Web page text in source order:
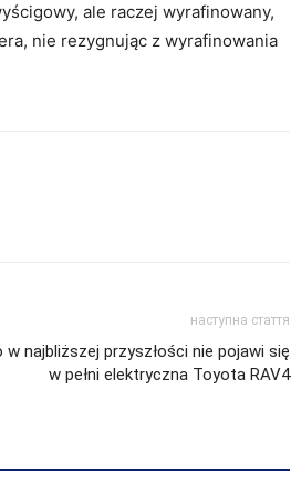
ale raczej wyrafinowany,
nie rezygnując z wyrafinowania
наступна стаття
w najbliższej przyszłości nie pojawi się
w pełni elektryczna Toyota RAV4